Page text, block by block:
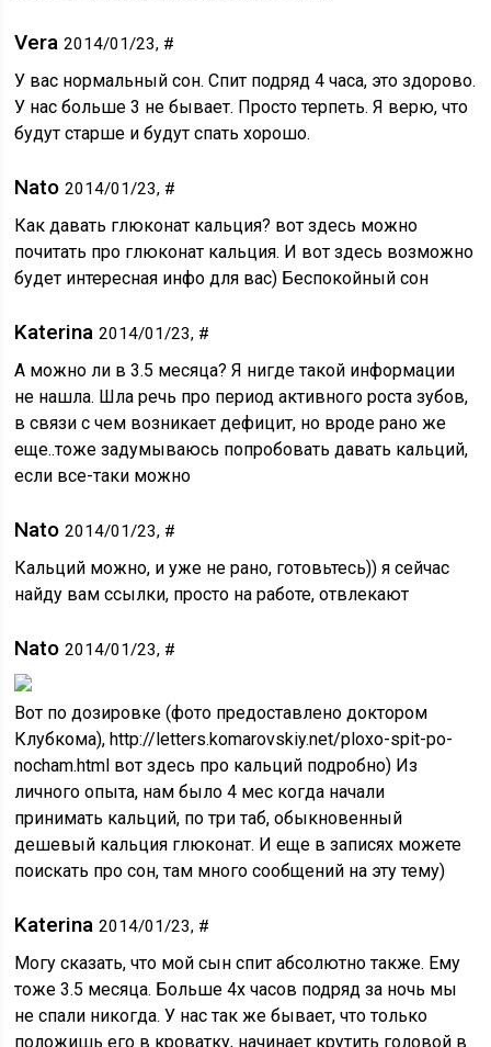
Vera2014/01/23, #
У вас нормальный сон. Спит подряд 4 часа, это здорово.
У нас больше 3 не бывает. Просто терпеть. Я верю, что
будут старше и будут спать хорошо.
Nato2014/01/23, #
Как давать глюконат кальция? вот здесь можно
почитать про глюконат кальция. И вот здесь возможно
будет интересная инфо для вас) Беспокойный сон
Katerina2014/01/23, #
А можно ли в 3.5 месяца? Я нигде такой информации
не нашла. Шла речь про период активного роста зубов,
в связи с чем возникает дефицит, но вроде рано же
еще..тоже задумываюсь попробовать давать кальций,
если все-таки можно
Nato2014/01/23, #
Кальций можно, и уже не рано, готовьтесь)) я сейчас
найду вам ссылки, просто на работе, отвлекают
Nato2014/01/23, #
Вот по дозировке (фото предоставлено доктором
Клубкома), http://letters.komarovskiy.net/ploxo-spit-po-
nocham.html вот здесь про кальций подробно) Из
личного опыта, нам было 4 мес когда начали
принимать кальций, по три таб, обыкновенный
дешевый кальция глюконат. И еще в записях можете
поискать про сон, там много сообщений на эту тему)
Katerina2014/01/23, #
Могу сказать, что мой сын спит абсолютно также. Ему
тоже 3.5 месяца. Больше 4х часов подряд за ночь мы
не спали никогда. У нас так же бывает, что только
положишь его в кроватку, начинает крутить головой в